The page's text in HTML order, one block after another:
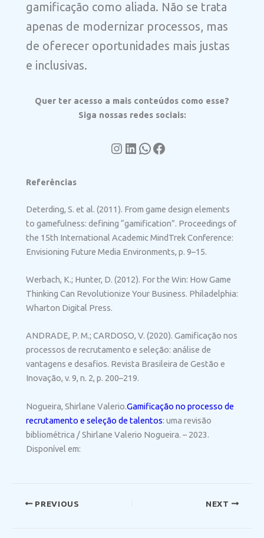
gamificação como aliada. Não se trata
apenas de modernizar processos, mas
de oferecer oportunidades mais justas
e inclusivas.
Quer ter acesso a mais conteúdos como esse?
Siga nossas redes sociais:
Instagram
LinkedIn
WhatsApp
Facebook
Referências
Deterding, S. et al. (2011). From game design elements
to gamefulness: defining “gamification”. Proceedings of
the 15th International Academic MindTrek Conference:
Envisioning Future Media Environments, p. 9–15.
Werbach, K.; Hunter, D. (2012). For the Win: How Game
Thinking Can Revolutionize Your Business. Philadelphia:
Wharton Digital Press.
ANDRADE, P. M.; CARDOSO, V. (2020). Gamificação nos
processos de recrutamento e seleção: análise de
vantagens e desafios. Revista Brasileira de Gestão e
Inovação, v. 9, n. 2, p. 200–219.
Nogueira, Shirlane Valerio.Gamificação no processo de
recrutamento e seleção de talentos: uma revisão
bibliométrica / Shirlane Valerio Nogueira. – 2023.
Disponível em:
PREVIOUS NEXT